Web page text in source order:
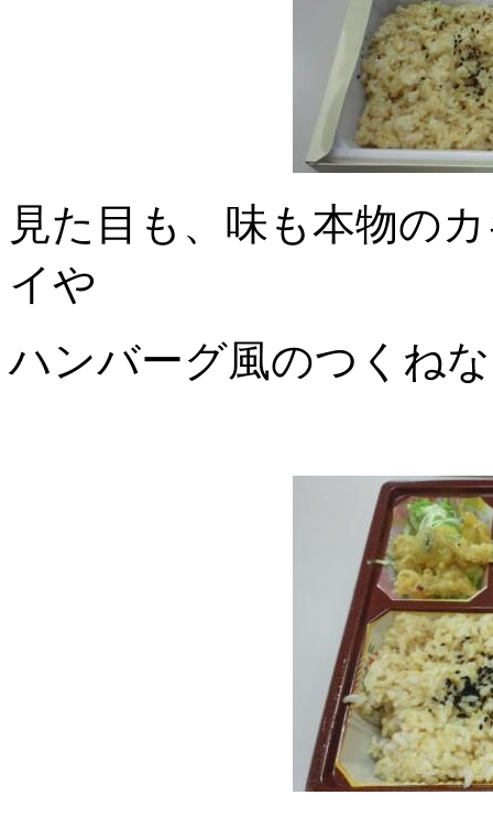
見た目も、味も本物の
イや
ハンバーグ風のつくね